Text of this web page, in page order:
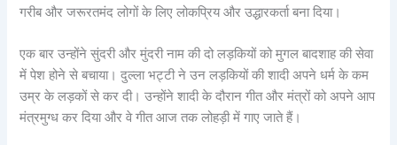
गरीब और जरूरतमंद लोगों के लिए लोकप्रिय और उद्धारकर्ता बना दिया।
एक बार उन्होंने सुंदरी और मुंदरी नाम की दो लड़कियों को मुगल बादशाह की सेवा
में पेश होने से बचाया। दुल्ला भट्टी ने उन लड़कियों की शादी अपने धर्म के कम
उम्र के लड़कों से कर दी। उन्होंने शादी के दौरान गीत और मंत्रों को अपने आप
मंत्रमुग्ध कर दिया और वे गीत आज तक लोहड़ी में गाए जाते हैं।